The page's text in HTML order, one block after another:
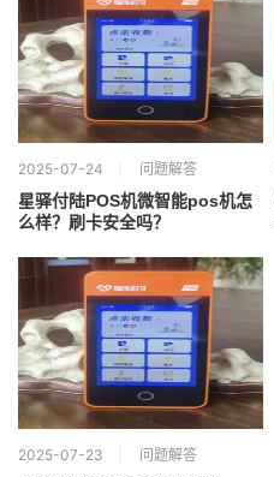
2025-07-24 问题解答
星驿付陆POS机微智能pos机怎
么样？刷卡安全吗？
2025-07-23 问题解答